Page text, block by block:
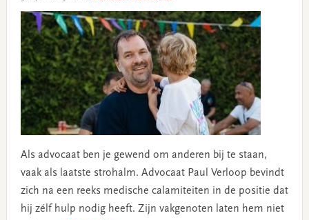
Als advocaat ben je gewend om anderen bij te staan,
vaak als laatste strohalm. Advocaat Paul Verloop bevindt
zich na een reeks medische calamiteiten in de positie dat
hij zélf hulp nodig heeft. Zijn vakgenoten laten hem niet